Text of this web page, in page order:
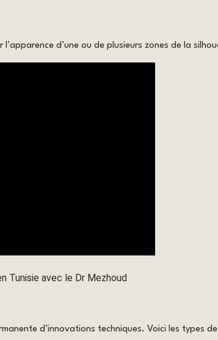
d’une ou de plusieurs zones de la
Tunisie avec le Dr Mezhoud
d’innovations techniques. Voici les types